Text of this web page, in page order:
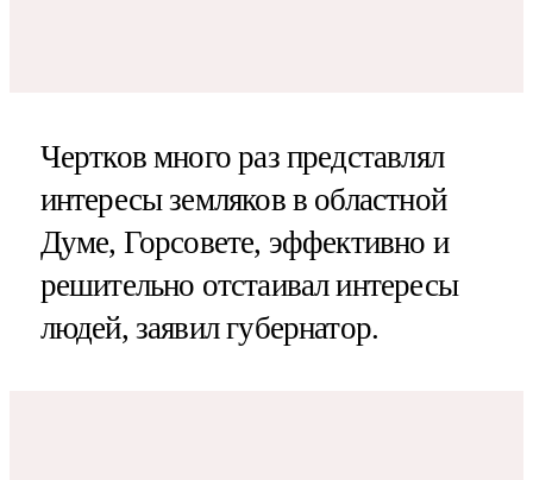
Чертков много раз представлял
интересы земляков в областной
Думе, Горсовете, эффективно и
решительно отстаивал интересы
людей, заявил губернатор.